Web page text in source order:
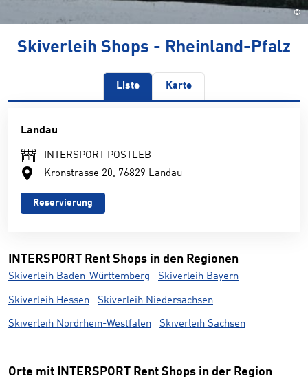
©
Skiverleih Shops - Rheinland-Pfalz
Liste Karte
Landau
INTERSPORT POSTLEB
Kronstrasse 20, 76829 Landau
Reservierung
INTERSPORT Rent Shops in den Regionen
Skiverleih Baden-Württemberg Skiverleih Bayern
Skiverleih Hessen Skiverleih Niedersachsen
Skiverleih Nordrhein-Westfalen Skiverleih Sachsen
Orte mit INTERSPORT Rent Shops in der Region